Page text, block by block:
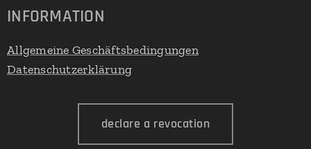
INFORMATION
Allgemeine Geschäftsbedingungen
Datenschutzerklärung
declare a revocation